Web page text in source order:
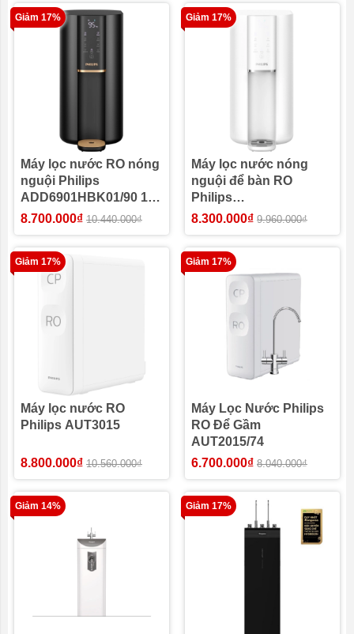
Giảm 17%
Máy lọc nước RO nóng
nguội Philips
ADD6901HBK01/90 1
lõi
8.700.000₫ 10.440.000₫
Giảm 17%
Máy lọc nước nóng
nguội để bàn RO
Philips
ADD6901HWH01/74
8.300.000₫ 9.960.000₫
Giảm 17%
Máy lọc nước RO
Philips AUT3015
8.800.000₫ 10.560.000₫
Giảm 17%
Máy Lọc Nước Philips
RO Để Gầm
AUT2015/74
6.700.000₫ 8.040.000₫
Giảm 14% Giảm 17%